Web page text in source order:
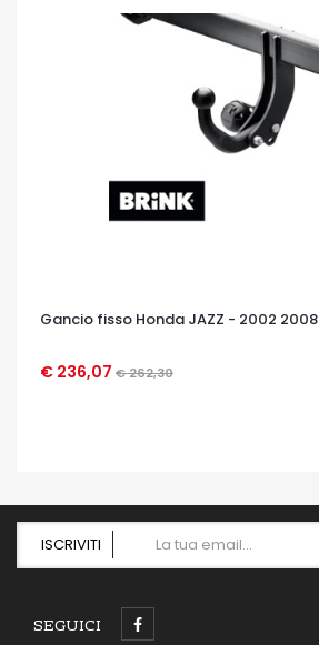
Gancio fisso Honda JAZZ - 2002 2008
€ 236,07 € 262,30
OCCHIATA VELOCE
ISCRIVITI
SEGUICI